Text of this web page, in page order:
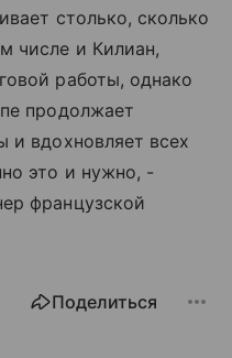
столько, сколько
числе и Килиан,
работы, однако
продолжает
и вдохновляет всех
это и нужно, -
французской
Поделиться